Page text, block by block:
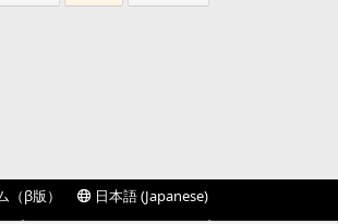
（β版）
日本語 (Japanese)